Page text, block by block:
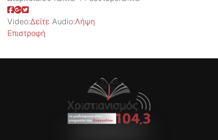
Video:Δείτε Audio:Λήψη
Επιστροφή